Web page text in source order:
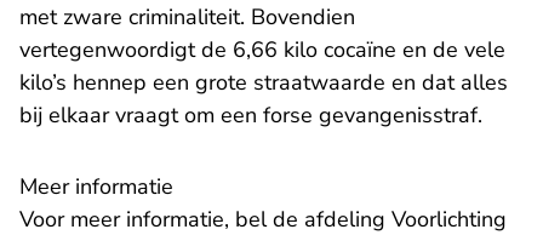
met zware criminaliteit. Bovendien
vertegenwoordigt de 6,66 kilo cocaïne en de vele
kilo’s hennep een grote straatwaarde en dat alles
bij elkaar vraagt om een forse gevangenisstraf.
Meer informatie
Voor meer informatie, bel de afdeling Voorlichting